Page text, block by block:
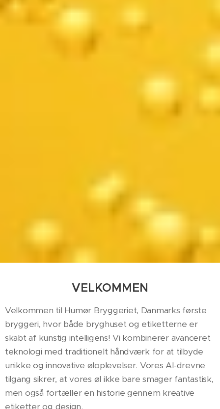
VELKOMMEN
Velkommen til Humør Bryggeriet, Danmarks første
bryggeri, hvor både bryghuset og etiketterne er
skabt af kunstig intelligens! Vi kombinerer avanceret
teknologi med traditionelt håndværk for at tilbyde
unikke og innovative øloplevelser. Vores AI-drevne
tilgang sikrer, at vores øl ikke bare smager fantastisk,
men også fortæller en historie gennem kreative
etiketter og design.